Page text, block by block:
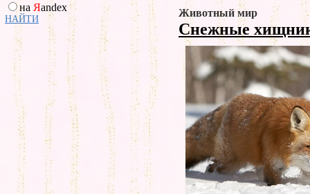
на Яandex
НАЙТИ
Животный мир
Снежные